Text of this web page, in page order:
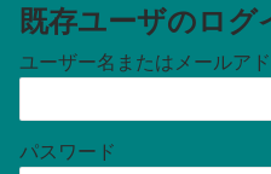
既存ユーザのログ
ユーザー名またはメールア
パスワード